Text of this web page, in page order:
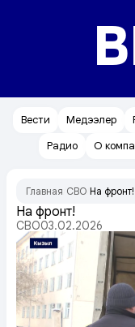
Вести Медээлер
Радио
О
Главная СВО На фронт!
На фронт!
СВО03.02.2026